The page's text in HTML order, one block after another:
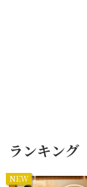
ランキング
NEW